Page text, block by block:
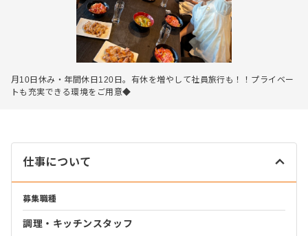
月10日休み・年間休日120日。有休を増やして社員旅行も！！プライベー
トも充実できる環境をご用意◆
仕事について
募集職種
調理・キッチンスタッフ